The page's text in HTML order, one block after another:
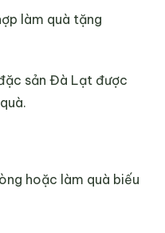
làm quà tặng
sản Đà Lạt được
hoặc làm quà biếu